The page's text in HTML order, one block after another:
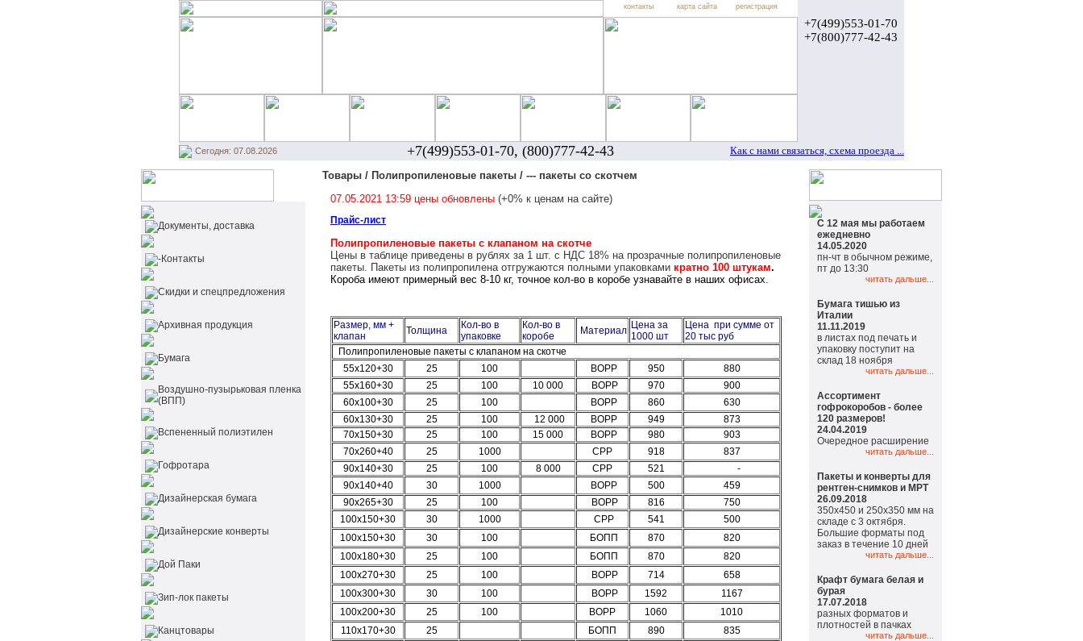
контакты карта сайта регистрация
+7(499)553-01-70
+7(800)777-42-43
Сегодня: 07.08.2026 +7(499)553-01-70, (800)777-42-43 Как с нами связаться, схема проезда ...
Документы, доставка
-Контакты
Cкидки и спецпредложения
Архивная продукция
Бумага
Воздушно-пузырьковая пленка
(ВПП)
Вспененный полиэтилен
Гофротара
Дизайнерская бумага
Дизайнерские конверты
Дой Паки
Зип-лок пакеты
Канцтовары
Товары / Полипропиленовые пакеты / --- пакеты со скотчем
07.05.2021 13:59 цены обновлены (+0% к ценам на сайте)
Прайс-лист
Полипропиленовые пакеты с клапаном на скотче
Цены в таблице приведены в рублях за 1 шт. с НДС 18% на прозрачные полипропиленовые
пакеты. Пакеты из полипропилена отгружаются полными упаковками кратно 100 штукам.
Короба имеют примерный вес 8-10 кг, точное кол-во в коробе узнавайте в наших офисах.
Размер, мм +
клапан
Толщина
Кол-во в
упаковке
Кол-во в
коробе
Материал Цена за
1000 шт
Цена при сумме от
20 тыс руб
Полипропиленовые пакеты с клапаном на скотче
55х120+30
25 100 BOPP 950
880
55х160+30
25 100 10 000 BOPP 970
900
60х100+30
25 100 BOPP 860
630
60х130+30
25 100 12 000 BOPP 949
873
70х150+30
25 100 15 000 BOPP 980
903
70х260+40
25 1000 СРР 918
837
90х140+30
25 100 8 000 СРР 521
-
90х140+40
30 1000 BOPP 500
459
90х265+30
25 100 BOPP 816
750
100х150+30
30 1000 СРР 541
500
100х150+30
30 100 БОПП 870
820
100x180+30
25 100 БОПП 870
820
100x270+30
25 100 BOPP 714
658
100x300+30
30 100 BOPP 1592
1167
100x200+30
25 100 BOPP 1060
1010
110x170+30
25 БОПП 890
835
С 12 мая мы работаем
ежедневно
14.05.2020
пн-чт в обычном режиме,
пт до 13:30
читать дальше...
Бумага тишью из
Италии
11.11.2019
в листах под печать и
упаковку поступит на
склад 18 ноября
читать дальше...
Ассортимент
гофрокоробов - более
120 размеров!
24.04.2019
Очередное расширение
читать дальше...
Пакеты и конверты для
рентген-снимков и МРТ
26.09.2018
350х450 и 250х350 мм на
складе с 3 октября.
Большие форматы под
заказ в течение 10 дней
читать дальше...
Крафт бумага белая и
бурая
17.07.2018
разных форматов и
плотностей в пачках
читать дальше...